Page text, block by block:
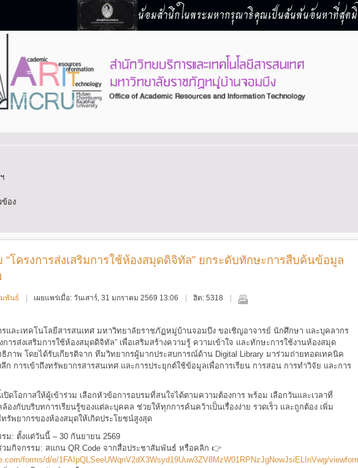
น้อมสำนึกในพระมหากรุณาธิคุณเป็นล้นพ้นอันหาที่สุด
ข้อง
“โครงการส่งเสริมการใช้ห้องสมุดดิจิทัล” ยกระดับทักษะการสืบค้นข้อมูล
พันธ์ เผยแพร่เมื่อ: วันเสาร์, 31 มกราคม 2569 13:06 ฮิต: 5318
ละเทคโนโลยีสารสนเทศ มหาวิทยาลัยราชภัฏหมู่บ้านจอมบึง ขอเชิญอาจารย์ นักศึกษา และบุคลากร
การส่งเสริมการใช้ห้องสมุดดิจิทัล” เพื่อเสริมสร้างความรู้ ความเข้าใจ และทักษะการใช้งานห้องสมุด
ภาพ โดยได้รับเกียรติจาก ทีมวิทยากรผู้มากประสบการณ์ด้าน Digital Library มาร่วมถ่ายทอดเทคนิค
ก การเข้าถึงทรัพยากรสารสนเทศ และการประยุกต์ใช้ข้อมูลเพื่อการเรียน การสอน การทำวิจัย และการ
โอกาสให้ผู้เข้าร่วม เลือกหัวข้อการอบรมที่สนใจได้ตามความต้องการ พร้อม เลือกวันและเวลาที่
องกับบริบทการเรียนรู้ของแต่ละบุคคล ช่วยให้ทุกการค้นคว้าเป็นเรื่องง่าย รวดเร็ว และถูกต้อง เพิ่ม
รัพยากรของห้องสมุดให้เกิดประโยชน์สูงสุด
: ตั้งแต่วันนี้ – 30 กันยายน 2569
มกิจกรรม: สแกน QR Code จากสื่อประชาสัมพันธ์ หรือคลิก 👉
forms/d/e/1FAIpQLSeeUWqnV2dX3Wsyd19Uuw3ZV8MzW01RPNzJgNowJsiELInVwg/